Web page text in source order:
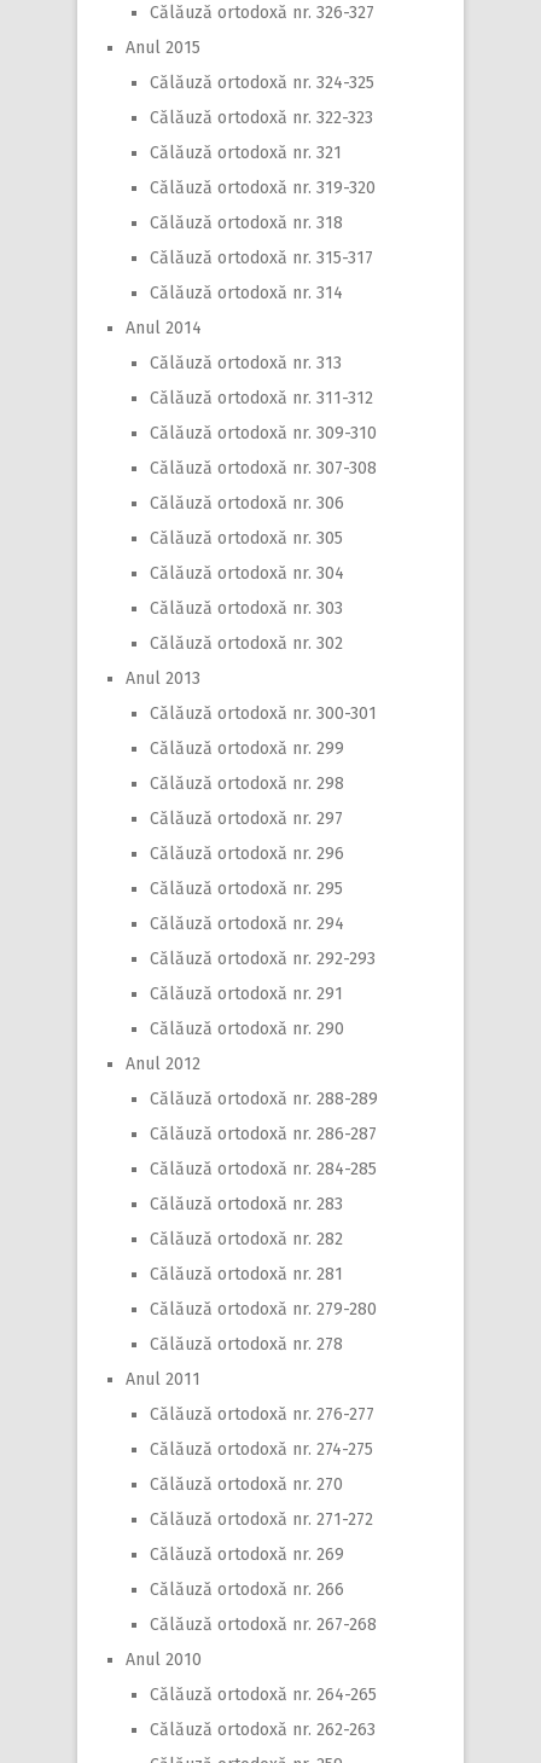
Călăuză ortodoxă nr. 326-327
Anul 2015
Călăuză ortodoxă nr. 324-325
Călăuză ortodoxă nr. 322-323
Călăuză ortodoxă nr. 321
Călăuză ortodoxă nr. 319-320
Călăuză ortodoxă nr. 318
Călăuză ortodoxă nr. 315-317
Călăuză ortodoxă nr. 314
Anul 2014
Călăuză ortodoxă nr. 313
Călăuză ortodoxă nr. 311-312
Călăuză ortodoxă nr. 309-310
Călăuză ortodoxă nr. 307-308
Călăuză ortodoxă nr. 306
Călăuză ortodoxă nr. 305
Călăuză ortodoxă nr. 304
Călăuză ortodoxă nr. 303
Călăuză ortodoxă nr. 302
Anul 2013
Călăuză ortodoxă nr. 300-301
Călăuză ortodoxă nr. 299
Călăuză ortodoxă nr. 298
Călăuză ortodoxă nr. 297
Călăuză ortodoxă nr. 296
Călăuză ortodoxă nr. 295
Călăuză ortodoxă nr. 294
Călăuză ortodoxă nr. 292-293
Călăuză ortodoxă nr. 291
Călăuză ortodoxă nr. 290
Anul 2012
Călăuză ortodoxă nr. 288-289
Călăuză ortodoxă nr. 286-287
Călăuză ortodoxă nr. 284-285
Călăuză ortodoxă nr. 283
Călăuză ortodoxă nr. 282
Călăuză ortodoxă nr. 281
Călăuză ortodoxă nr. 279-280
Călăuză ortodoxă nr. 278
Anul 2011
Călăuză ortodoxă nr. 276-277
Călăuză ortodoxă nr. 274-275
Călăuză ortodoxă nr. 270
Călăuză ortodoxă nr. 271-272
Călăuză ortodoxă nr. 269
Călăuză ortodoxă nr. 266
Călăuză ortodoxă nr. 267-268
Anul 2010
Călăuză ortodoxă nr. 264-265
Călăuză ortodoxă nr. 262-263